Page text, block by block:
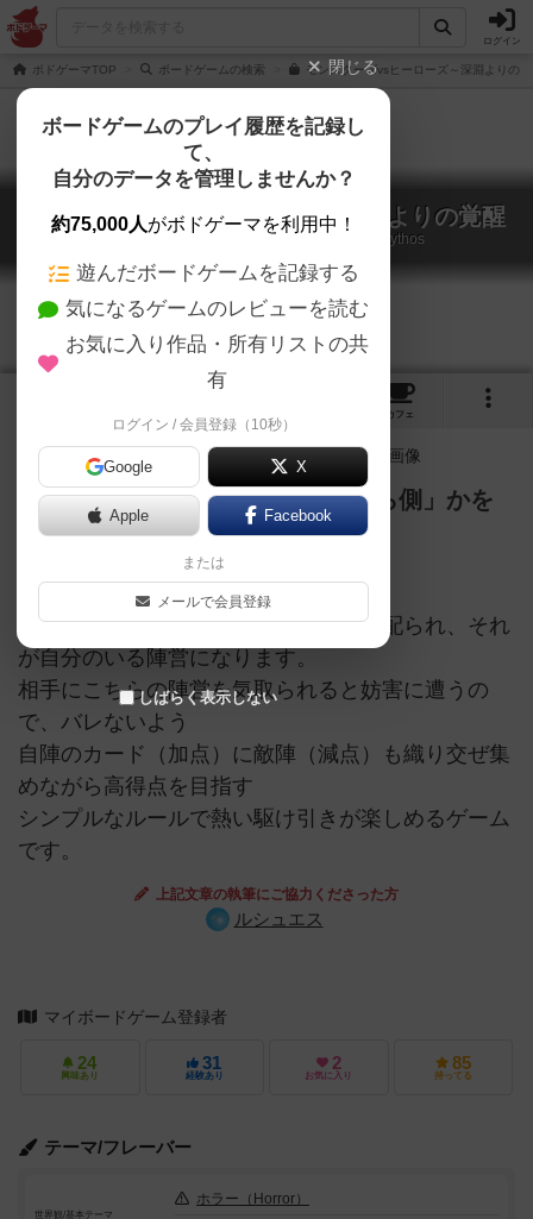
ログイン
ボドゲーマTOP ボードゲームの検索 モンスターズvsヒーローズ～深淵よりの
モンスターズvsヒーローズ：深淵よりの覚醒
Monsters vs. Heroes: Volume 2 – Cthulhu Mythos
カフェ
自分の正体を隠し、相手が「どちら側」かを
探る…探索者VS邪神ゲーム
正体隠匿系のカードゲームです。
最初に探索者側か、邪神側のカードを配られ、それ
が自分のいる陣営になります。
相手にこちらの陣営を気取られると妨害に遭うの
で、バレないよう
自陣のカード（加点）に敵陣（減点）も織り交ぜ集
めながら高得点を目指す
シンプルなルールで熱い駆け引きが楽しめるゲーム
です。
上記文章の執筆にご協力くださった方
ルシュエス
マイボードゲーム登録者
24
興味あり
31
経験あり
2
お気に入り
85
持ってる
テーマ/フレーバー
世界観/基本テーマ
ホラー（Horror）
閉じる
ボードゲームのプレイ履歴を記録し
て、
自分のデータを管理しませんか？
約75,000人がボドゲーマを利用中！
遊んだボードゲームを記録する
気になるゲームのレビューを読む
お気に入り作品・所有リストの共
有
ログイン / 会員登録（10秒）
Google X
Apple Facebook
または
メールで会員登録
しばらく表示しない